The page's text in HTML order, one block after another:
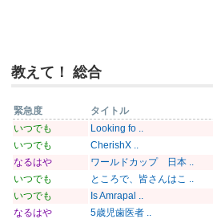
教えて！ 総合
緊急度 タイトル
いつでも
Looking fo ..
いつでも
CherishX ..
なるはや
ワールドカップ 日本 ..
いつでも
ところで、皆さんはこ ..
いつでも
Is Amrapal ..
なるはや
5歳児歯医者 ..